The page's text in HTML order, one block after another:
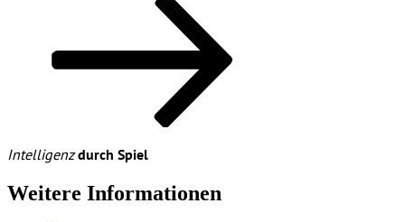
Intelligenzdurch Spiel
Weitere Informationen